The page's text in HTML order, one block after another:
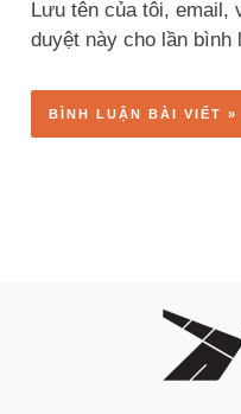
Lưu tên của tôi, email,
duyệt này cho lần bình